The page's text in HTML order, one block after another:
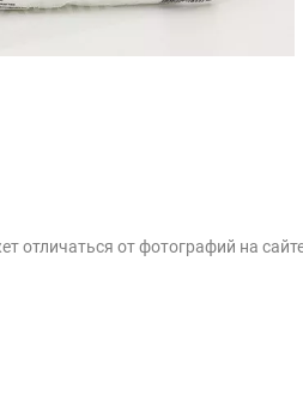
отличаться от фотографий на